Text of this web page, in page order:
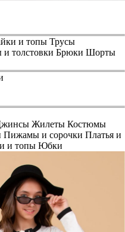
и топы Трусы
толстовки Брюки Шорты
Жилеты Костюмы
Пижамы и сорочки Платья и
и топы Юбки